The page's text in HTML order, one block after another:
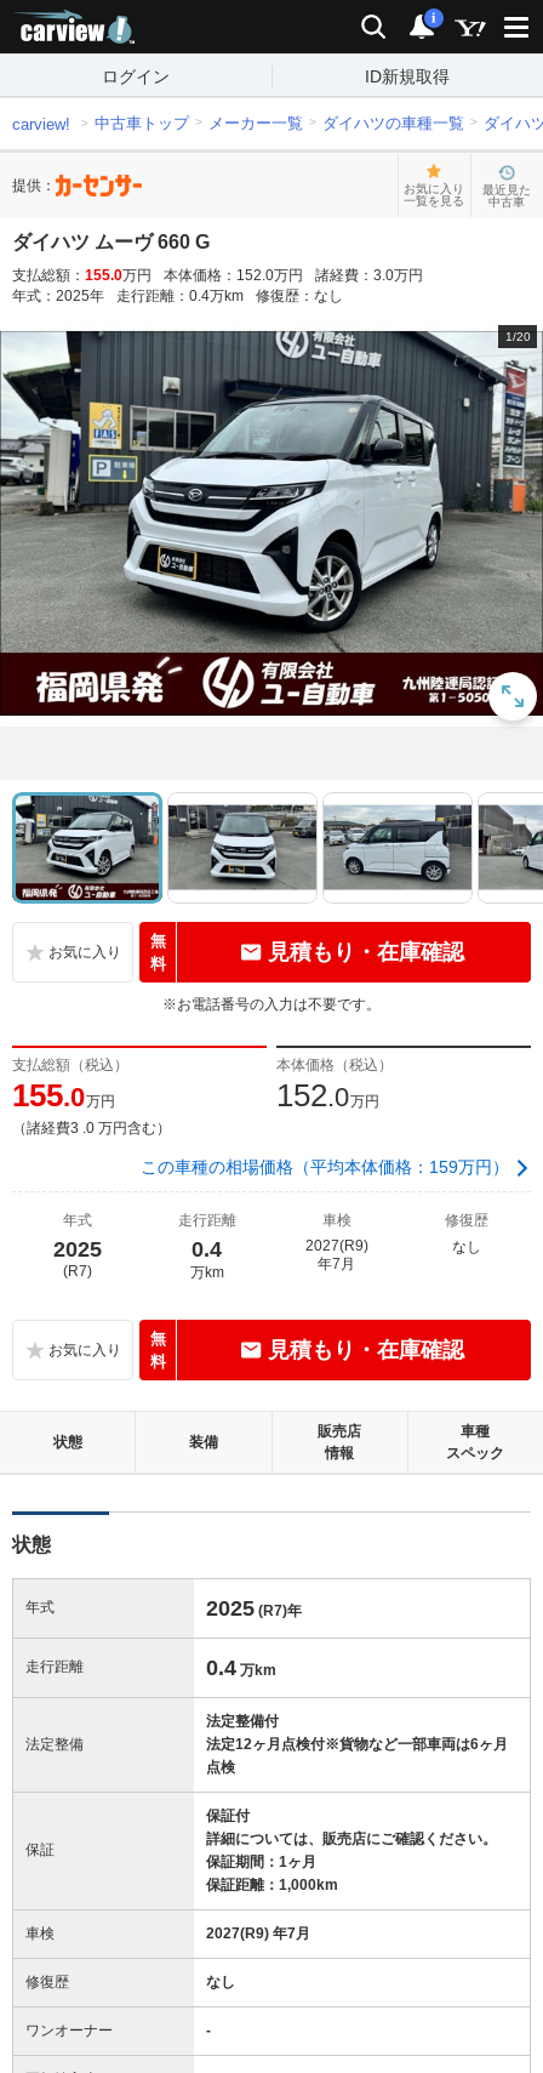
検索 通知
i
ログイン ID新規取得
carview! 中古車トップ メーカー一覧 ダイハツの車種一覧 ダイハ
提供：
お気に入り
一覧を見る
最近見た
中古車
ダイハツ ムーヴ 660 G
支払総額： 155.0万円 本体価格： 152.0万円 諸経費： 3.0万円
年式： 2025年 走行距離： 0.4万km 修復歴： なし
1/20
無
料
見積もり・在庫確認
※お電話番号の入力は不要です。
支払総額（税込）
155.0万円
（諸経費3 .0 万円含む）
本体価格（税込）
152.0万円
この車種の相場価格（平均本体価格：159万円）
年式
2025
(R7)
走行距離
0.4
万km
車検
2027(R9)
年7月
修復歴
なし
無
料
見積もり・在庫確認
状態 装備
販売店
情報
車種
スペック
状態
年式 2025 (R7)年
走行距離 0.4 万km
法定整備
法定整備付
法定12ヶ月点検付※貨物など一部車両は6ヶ月
点検
保証
保証付
詳細については、販売店にご確認ください。
保証期間：1ヶ月
保証距離：1,000km
車検 2027(R9) 年7月
修復歴 なし
ワンオーナー -